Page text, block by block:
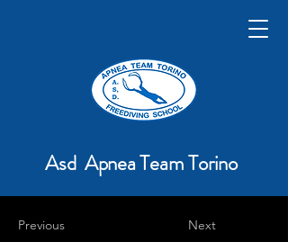
Asd Apnea Team Torino
Previous Next